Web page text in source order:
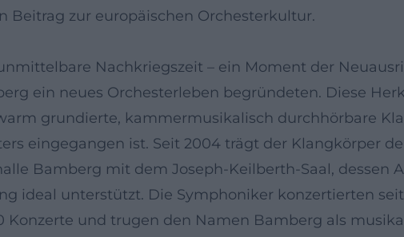
Beitrag zur europäischen Orchesterkultur.
Nachkriegszeit – ein Moment der
ein neues Orchesterleben begründeten. Diese
grundierte, kammermusikalisch durchhörbare
eingegangen ist. Seit 2004 trägt der Klangkörper
Bamberg mit dem Joseph-Keilberth-Saal, dessen
ideal unterstützt. Die Symphoniker konzertierten
und trugen den Namen Bamberg als